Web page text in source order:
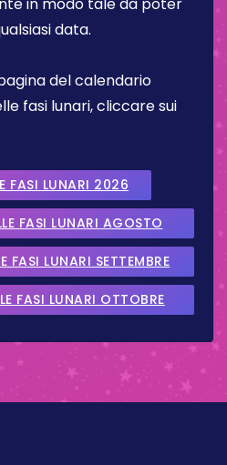
data.
del calendario
fasi lunari, cliccare sui
FASI LUNARI 2026
FASI LUNARI AGOSTO
2026
FASI LUNARI SETTEMBRE
2026
FASI LUNARI OTTOBRE